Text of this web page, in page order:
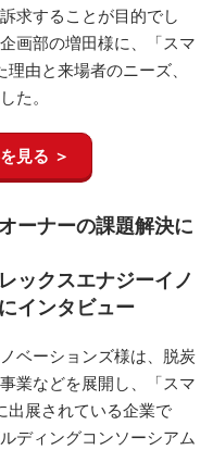
求することが目的でし
画部の増田様に、「スマ
由と来場者のニーズ、
た。
見る ＞
ーナーの課題解決に
ックスエナジーイノ
インタビュー
ベーションズ様は、脱炭
業などを展開し、「スマ
出展されている企業で
ディングコンソーシアム